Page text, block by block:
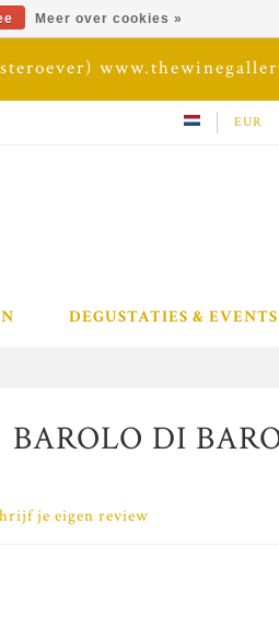
EUR
DEGUSTATIES & EVENTS
DI
je eigen review
Meer over cookies »